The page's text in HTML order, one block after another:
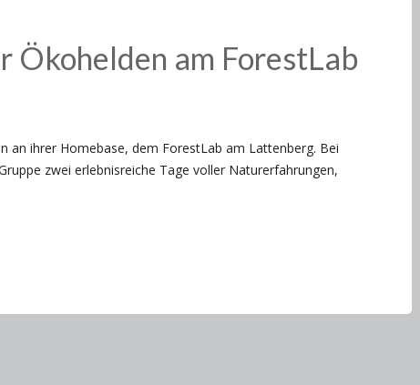
am ForestLab
an ihrer Homebase, dem ForestLab am Lattenberg. Bei
zwei erlebnisreiche Tage voller Naturerfahrungen,